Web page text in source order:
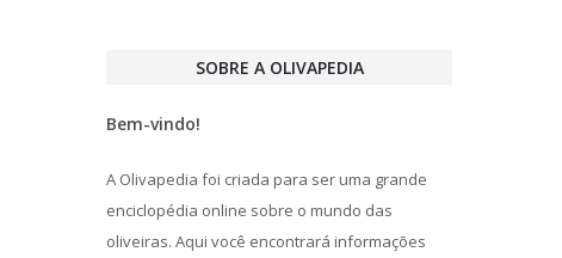
SOBRE A OLIVAPEDIA
Bem-vindo!
A Olivapedia foi criada para ser uma grande
enciclopédia online sobre o mundo das
oliveiras. Aqui você encontrará informações